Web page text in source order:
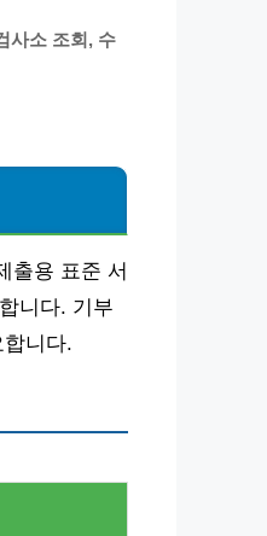
사소 조회, 수
출용 표준 서
니다. 기부
니다.